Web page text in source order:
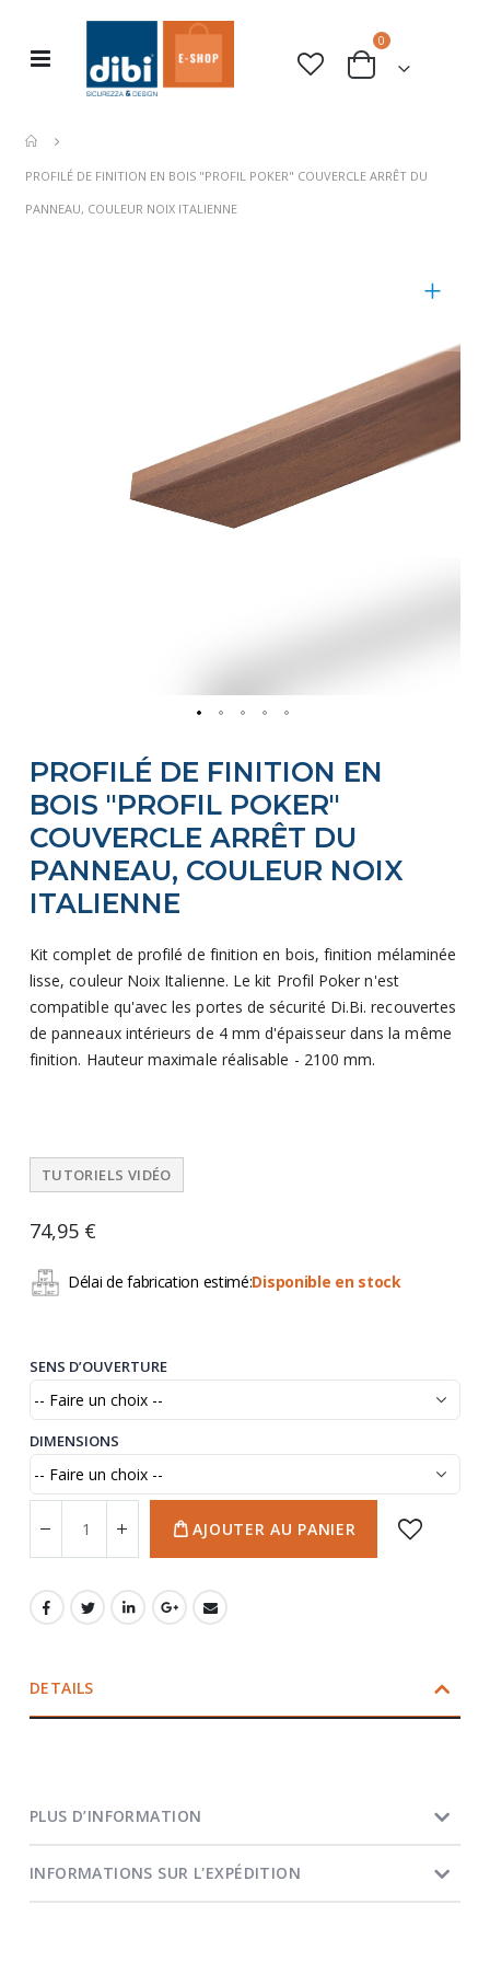
Basculer
navigation
Cart
0 articles
PROFILÉ DE FINITION EN BOIS "PROFIL POKER" COUVERCLE ARRÊT DU
PANNEAU, COULEUR NOIX ITALIENNE
to
the
beginning
of
the
images
PROFILÉ DE FINITION EN
BOIS "PROFIL POKER"
COUVERCLE ARRÊT DU
PANNEAU, COULEUR NOIX
ITALIENNE
Kit complet de profilé de finition en bois, finition mélaminée
lisse, couleur Noix Italienne. Le kit Profil Poker n'est
compatible qu'avec les portes de sécurité Di.Bi. recouvertes
de panneaux intérieurs de 4 mm d'épaisseur dans la même
finition. Hauteur maximale réalisable - 2100 mm.
TUTORIELS VIDÉO
74,95 €
Délai de fabrication estimé:Disponible en stock
SENS D’OUVERTURE
DIMENSIONS
AJOUTER AU PANIER
DETAILS
PLUS D’INFORMATION
INFORMATIONS SUR L'EXPÉDITION